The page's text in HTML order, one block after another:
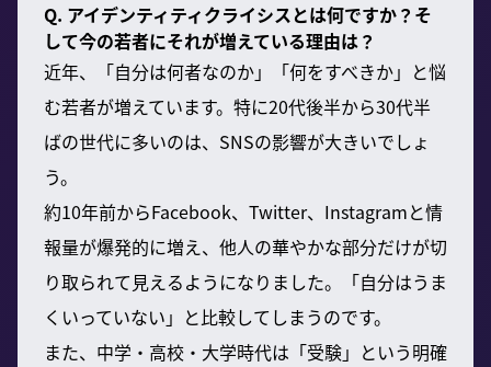
Q. アイデンティティクライシスとは何ですか？そ
して今の若者にそれが増えている理由は？
近年、「自分は何者なのか」「何をすべきか」と悩
む若者が増えています。特に20代後半から30代半
ばの世代に多いのは、SNSの影響が大きいでしょ
う。
約10年前からFacebook、Twitter、Instagramと情
報量が爆発的に増え、他人の華やかな部分だけが切
り取られて見えるようになりました。「自分はうま
くいっていない」と比較してしまうのです。
また、中学・高校・大学時代は「受験」という明確